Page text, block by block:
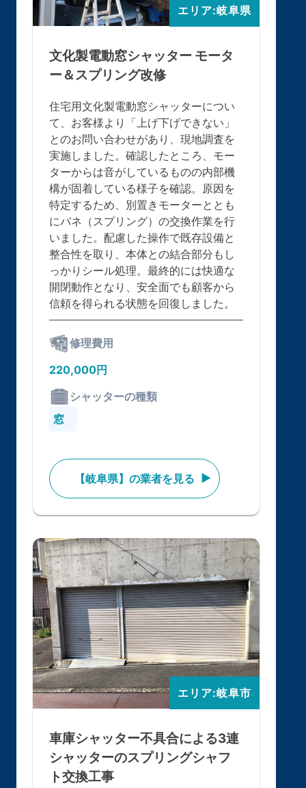
エリア:岐阜県
文化製電動窓シャッター モータ
ー＆スプリング改修
住宅用文化製電動窓シャッターについ
て、お客様より「上げ下げできない」
とのお問い合わせがあり、現地調査を
実施しました。確認したところ、モー
ターからは音がしているものの内部機
構が固着している様子を確認。原因を
特定するため、別置きモーターととも
にバネ（スプリング）の交換作業を行
いました。配慮した操作で既存設備と
整合性を取り、本体との結合部分もし
っかりシール処理。最終的には快適な
開閉動作となり、安全面でも顧客から
信頼を得られる状態を回復しました。
修理費用
220,000円
シャッターの種類
窓
【岐阜県】の業者を見る
エリア:岐阜市
車庫シャッター不具合による3連
シャッターのスプリングシャフ
ト交換工事